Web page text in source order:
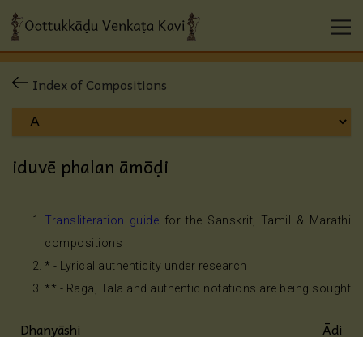
Index of Compositions
iduvē phalan āmōḍi
Transliteration guide for the Sanskrit, Tamil & Marathi
compositions
* - Lyrical authenticity under research
** - Raga, Tala and authentic notations are being sought
Dhanyāshi Ādi